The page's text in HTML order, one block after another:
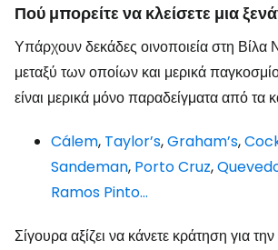
Πού μπορείτε να κλείσετε μια
Υπάρχουν δεκάδες οινοποιεία στη Βίλα
μεταξύ των οποίων και μερικά
είναι μερικά μόνο παραδείγματα από τα
Cálem, Taylor’s,Graham’s,
Sandeman, Porto Cruz,
Ramos Pinto…
Σίγουρα αξίζει να κάνετε κράτηση για